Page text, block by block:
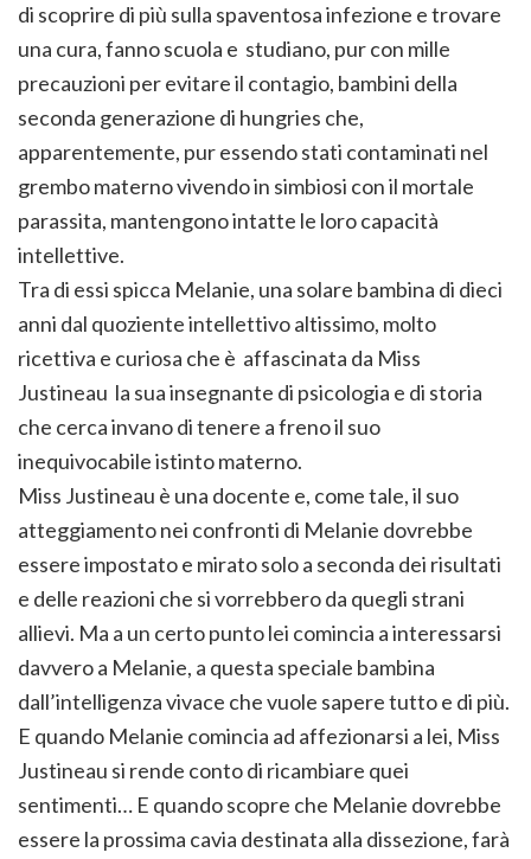
di scoprire di più sulla spaventosa infezione e trovare
una cura, fanno scuola e studiano, pur con mille
precauzioni per evitare il contagio, bambini della
seconda generazione di hungries che,
apparentemente, pur essendo stati contaminati nel
grembo materno vivendo in simbiosi con il mortale
parassita, mantengono intatte le loro capacità
intellettive.
Tra di essi spicca Melanie, una solare bambina di dieci
anni dal quoziente intellettivo altissimo, molto
ricettiva e curiosa che è affascinata da Miss
Justineau la sua insegnante di psicologia e di storia
che cerca invano di tenere a freno il suo
inequivocabile istinto materno.
Miss Justineau è una docente e, come tale, il suo
atteggiamento nei confronti di Melanie dovrebbe
essere impostato e mirato solo a seconda dei risultati
e delle reazioni che si vorrebbero da quegli strani
allievi. Ma a un certo punto lei comincia a interessarsi
davvero a Melanie, a questa speciale bambina
dall’intelligenza vivace che vuole sapere tutto e di più.
E quando Melanie comincia ad affezionarsi a lei, Miss
Justineau si rende conto di ricambiare quei
sentimenti… E quando scopre che Melanie dovrebbe
essere la prossima cavia destinata alla dissezione, farà